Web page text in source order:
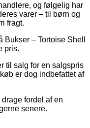
og følgelig har
varer – til børn og
fragt.
– Tortoise Shell
pris.
til salg for en salgspris
er dog indbefattet af
fordel af en
senere.